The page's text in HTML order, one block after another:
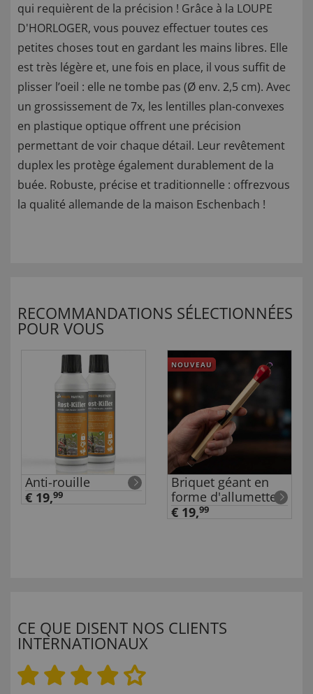
qui requièrent de la précision ! Grâce à la LOUPE
D'HORLOGER, vous pouvez effectuer toutes ces
petites choses tout en gardant les mains libres. Elle
est très légère et, une fois en place, il vous suffit de
plisser l’oeil : elle ne tombe pas (Ø env. 2,5 cm). Avec
un grossissement de 7x, les lentilles plan-convexes
en plastique optique offrent une précision
permettant de voir chaque détail. Leur revêtement
duplex les protège également durablement de la
buée. Robuste, précise et traditionnelle : offrezvous
la qualité allemande de la maison Eschenbach !
RECOMMANDATIONS SÉLECTIONNÉES
POUR VOUS
Anti-rouille
€ 19,99
NOUVEAU
Briquet géant en
forme d'allumette
€ 19,99
CE QUE DISENT NOS CLIENTS
INTERNATIONAUX